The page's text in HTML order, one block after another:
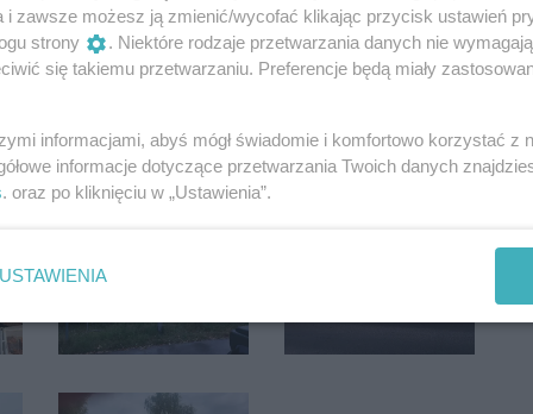
to krok w kierunku nowoczesnej i bardziej
lokalnej. Zniknięcie baraków jest
nowych możliwości na przyszłość
i zawsze możesz ją zmienić/wycofać klikając przycisk ustawień
strony
. Niektóre rodzaje przetwarzania danych nie
się takiemu przetwarzaniu. Preferencje będą miały
informacjami, abyś mógł świadomie i komfortowo korzystać z
informacje dotyczące przetwarzania Twoich danych
. oraz po kliknięciu w „Ustawienia”.
USTAWIENIA